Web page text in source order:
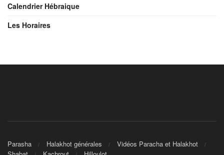
Calendrier Hébraique
Les Horaires
Parasha Halakhot générales
Vidéos Paracha et Halakhot